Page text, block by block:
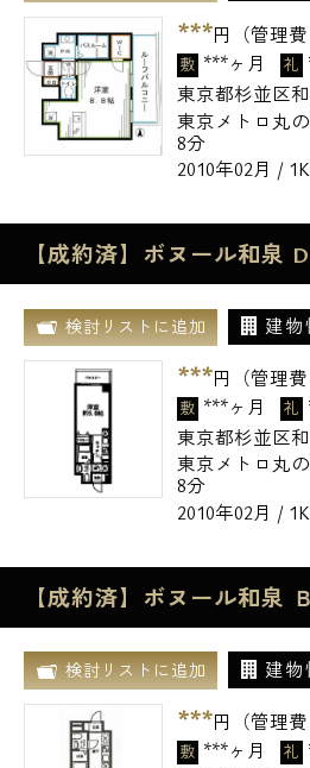
***円（管理費
敷 ***ヶ月 礼
東京都杉並区
東京メトロ丸
8分
2010年02月 /
【成約済】ボヌール和泉
検討リストに追加 建物
***円（管理費
敷 ***ヶ月 礼
東京都杉並区
東京メトロ丸
8分
2010年02月 /
【成約済】ボヌール和泉
検討リストに追加 建物
***円（管理費
敷 ***ヶ月 礼